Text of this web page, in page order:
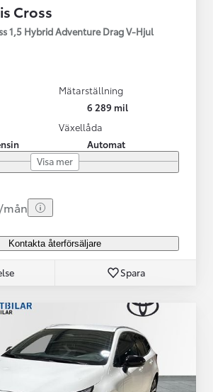
Cross
1,5 Hybrid Adventure Drag V-Hjul
Mätarställning
6 289 mil
Växellåda
Automat
Visa mer
mån
Kontakta återförsäljare
Spara